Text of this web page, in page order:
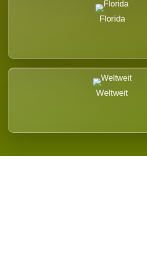
Florida
Weltweit